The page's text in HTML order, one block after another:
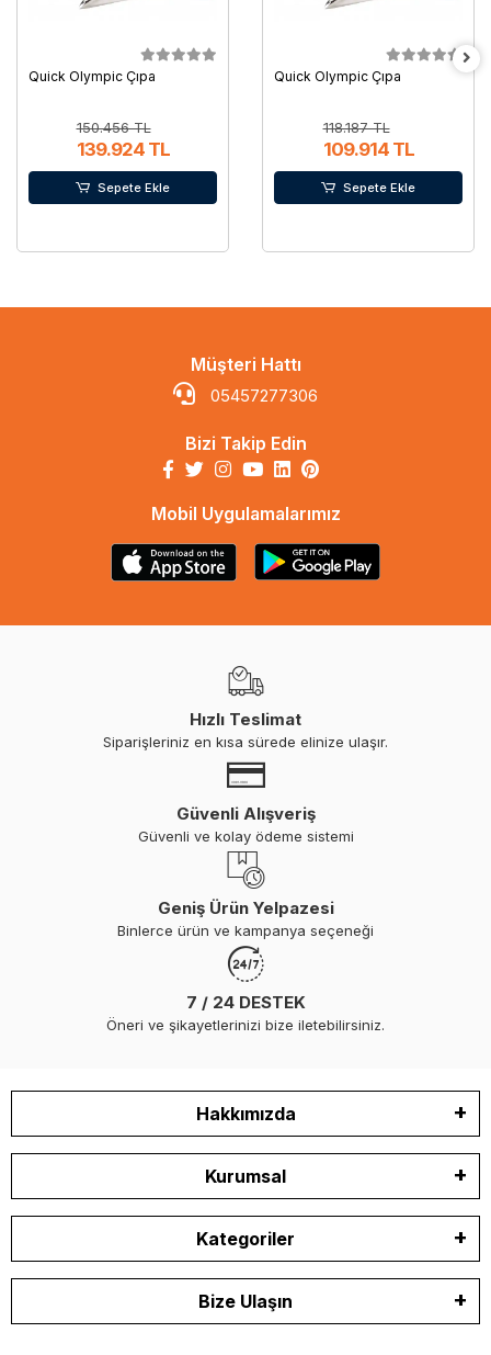
Quick Olympic Çıpa
150.456 TL
139.924 TL
Sepete Ekle
Quick Olympic Çıpa
118.187 TL
109.914 TL
Sepete Ekle
Müşteri Hattı
05457277306
Bizi Takip Edin
Mobil Uygulamalarımız
Hızlı Teslimat
Siparişleriniz en kısa sürede elinize ulaşır.
Güvenli Alışveriş
Güvenli ve kolay ödeme sistemi
Geniş Ürün Yelpazesi
Binlerce ürün ve kampanya seçeneği
7 / 24 DESTEK
Öneri ve şikayetlerinizi bize iletebilirsiniz.
Hakkımızda
Kurumsal
Kategoriler
Bize Ulaşın